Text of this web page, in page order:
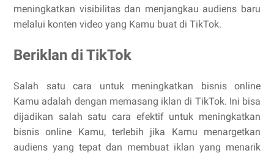
meningkatkan visibilitas dan menjangkau audiens baru
melalui konten video yang Kamu buat di TikTok.
Beriklan di TikTok
Salah satu cara untuk meningkatkan bisnis online
Kamu adalah dengan memasang iklan di TikTok. Ini bisa
dijadikan salah satu cara efektif untuk meningkatkan
bisnis online Kamu, terlebih jika Kamu menargetkan
audiens yang tepat dan membuat iklan yang menarik